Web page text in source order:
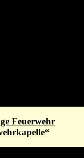
Feuerwehr